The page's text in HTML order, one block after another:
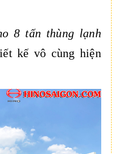
8 tấn thùng lạnh
kế vô cùng hiện